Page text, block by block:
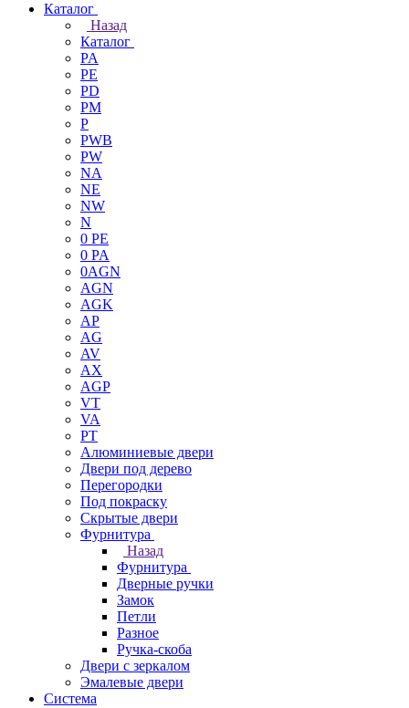
Каталог
Назад
Каталог
PA
PE
PD
PM
P
PWB
PW
NA
NE
NW
N
0 PE
0 PA
0AGN
AGN
AGK
AP
AG
AV
AX
AGP
VT
VA
PT
Алюминиевые двери
Двери под дерево
Перегородки
Под покраску
Скрытые двери
Фурнитура
Назад
Фурнитура
Дверные ручки
Замок
Петли
Разное
Ручка-скоба
Двери с зеркалом
Эмалевые двери
Система